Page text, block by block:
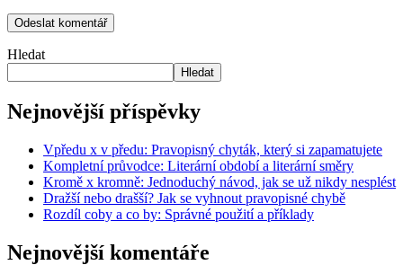
Hledat
Hledat
Nejnovější příspěvky
Vpředu x v předu: Pravopisný chyták, který si zapamatujete
Kompletní průvodce: Literární období a literární směry
Kromě x kromně: Jednoduchý návod, jak se už nikdy nesplést
Dražší nebo drašší? Jak se vyhnout pravopisné chybě
Rozdíl coby a co by: Správné použití a příklady
Nejnovější komentáře